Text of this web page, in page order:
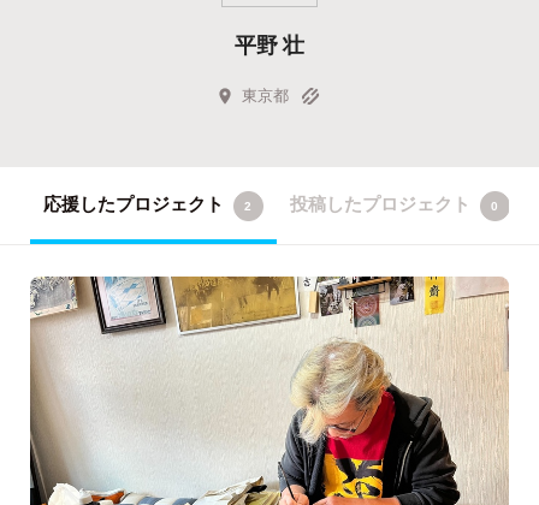
平野 壮
東京都
応援したプロジェクト 2 投稿したプロジェクト 0